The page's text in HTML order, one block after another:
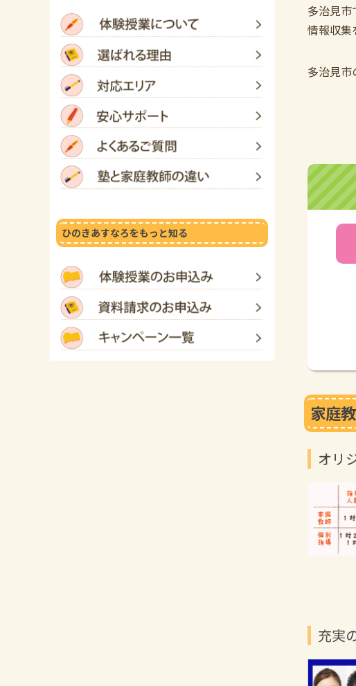
多治見市
情報収集
多治見市
家庭
オリ
充実
ひのきあすなろをもっと知る